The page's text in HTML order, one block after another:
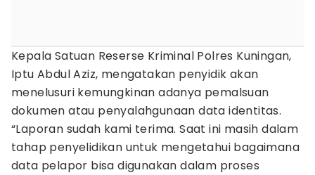
Kepala Satuan Reserse Kriminal Polres Kuningan,
Iptu Abdul Aziz, mengatakan penyidik akan
menelusuri kemungkinan adanya pemalsuan
dokumen atau penyalahgunaan data identitas.
“Laporan sudah kami terima. Saat ini masih dalam
tahap penyelidikan untuk mengetahui bagaimana
data pelapor bisa digunakan dalam proses